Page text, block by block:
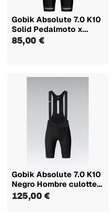
Gobik Absolute 7.0 K10
Solid Pedalmoto x...
85,00 €
Gobik Absolute 7.0 K10
Negro Hombre culotte
corto
125,00 €